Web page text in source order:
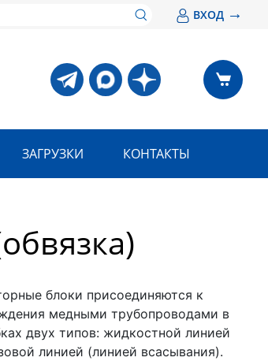
ВХОД →
ЗАГРУЗКИ КОНТАКТЫ
блоки присоединяются к
медными трубопроводами в
двух типов: жидкостной линией
линией (линией всасывания).